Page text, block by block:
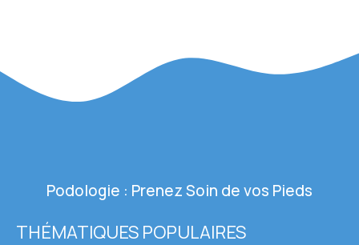
THÉMATIQUES POPULAIRES
Podologie : Prenez Soin de vos Pieds